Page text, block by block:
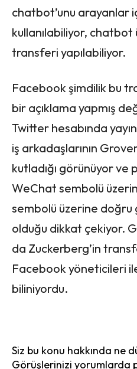
chatbot’unu arayanlar
kullanılabiliyor,
transferi yapılabiliyor.
Facebook şimdilik bu
bir açıklama yapmış
Twitter hesabında
iş arkadaşlarının
kutladığı görünüyor ve
WeChat sembolü
sembolü üzerine
olduğu dikkat çekiyor.
da Zuckerberg’in
Facebook yöneticileri
biliniyordu.
Siz bu konu hakkında ne
Görüşlerinizi yorumlarda